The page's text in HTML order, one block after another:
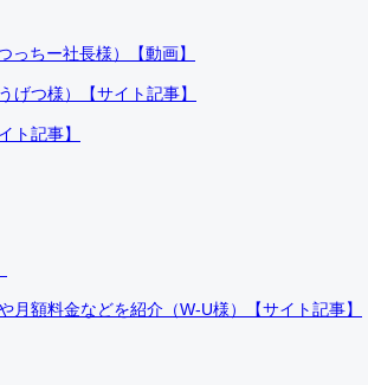
ちー社長様）【動画】
げつ様）【サイト記事】
ト記事】
額料金などを紹介（W-U様）【サイト記事】